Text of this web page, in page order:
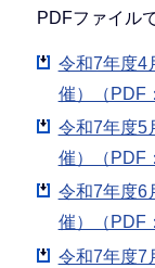
PDFファイル
令和7年度4
催）（PDF
令和7年度5
催）（PDF
令和7年度6
催）（PDF
令和7年度7